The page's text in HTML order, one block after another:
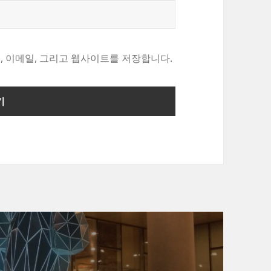
메일, 그리고 웹사이트를 저장합니다.